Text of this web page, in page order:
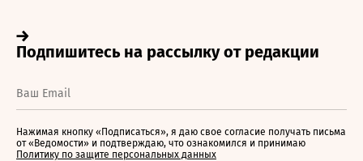
Нажимая кнопку «Подписаться», я даю свое согласие получать письма
от «Ведомости» и подтверждаю, что ознакомился и принимаю
Политику по защите персональных данных